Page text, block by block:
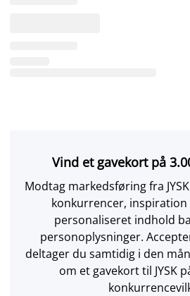
Vind et gavekort på
Modtag markedsføring fra
konkurrencer,
personaliseret indhold
personoplysninger.
deltager du samtidig i den
om et gavekort til JYSK